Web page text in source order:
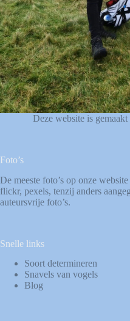
Deze website is
Foto’s
De meeste foto’s op onze
flickr, pexels, tenzij anders
auteursvrije foto’s.
Snelle links
Soort determineren
Snavels van vogels
Blog